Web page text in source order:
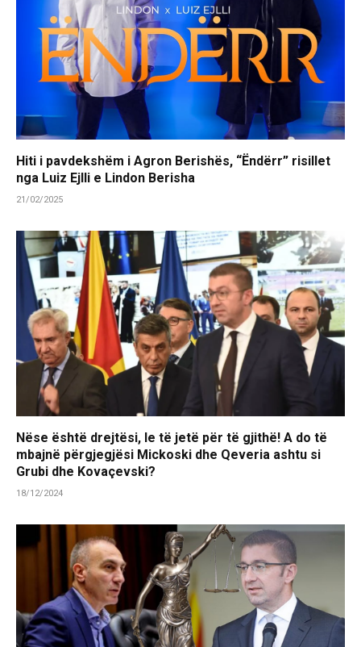
Hiti i pavdekshëm i Agron Berishës, “Ëndërr” risillet
nga Luiz Ejlli e Lindon Berisha
21/02/2025
Nëse është drejtësi, le të jetë për të gjithë! A do të
mbajnë përgjegjësi Mickoski dhe Qeveria ashtu si
Grubi dhe Kovaçevski?
18/12/2024